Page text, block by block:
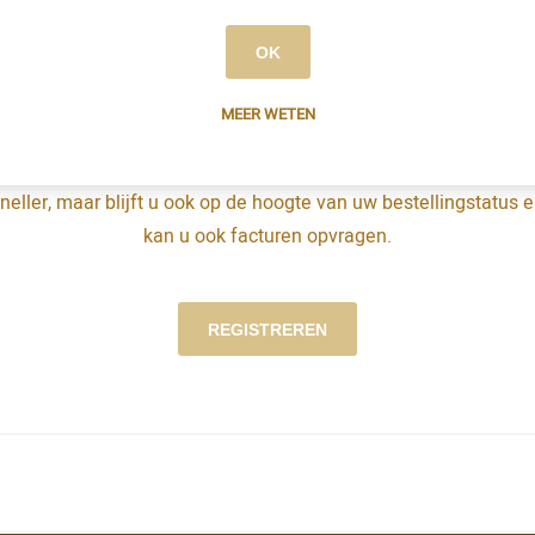
maar blijft u ook op de hoogte van uw bestellingstatus
kan u ook facturen opvragen.
OK
MEER WETEN